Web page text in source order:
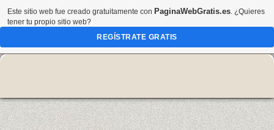
Este sitio web fue creado gratuitamente con PaginaWebGratis.es. ¿Quieres
tener tu propio sitio web?
REGÍSTRATE GRATIS